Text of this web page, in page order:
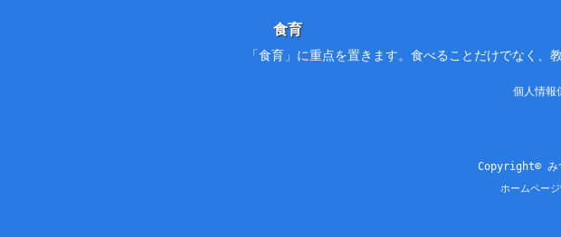
食育
「食育」に重点を置きます。食べることだけでなく
個人情報
Copyright© み
ホームペー